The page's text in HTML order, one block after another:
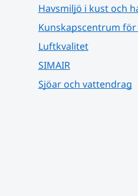
Havsmiljö i kust och
Kunskapscentrum
Luftkvalitet
SIMAIR
Sjöar och vattendrag